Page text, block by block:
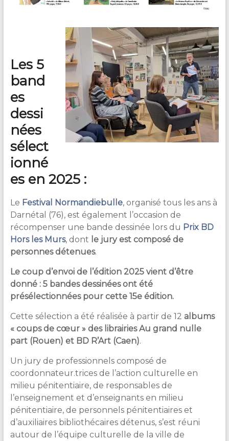
Les 5
band
es
dessi
nées
sélect
ionné
es en 2025 :
Le Festival Normandiebulle, organisé tous les ans à
Darnétal (76), est également l’occasion de
récompenser une bande dessinée lors du Prix BD
Hors les Murs, dont le jury est composé de
personnes détenues.
Le coup d’envoi de l’édition 2025 vient d’être
donné : 5 bandes dessinées ont été
présélectionnées pour cette 15e édition.
Cette sélection a été réalisée à partir de 12 albums
« coups de cœur » des librairies Au grand nulle
part (Rouen) et BD R’Art (Caen).
Un jury de professionnels composé de
coordonnateur.trices de l’action culturelle en
milieu pénitentiaire, de responsables de
l’enseignement et d’enseignants en milieu
pénitentiaire, de personnels pénitentiaires et
d’auxiliaires bibliothécaires détenus, s’est réuni
autour de l’équipe culturelle de la ville de